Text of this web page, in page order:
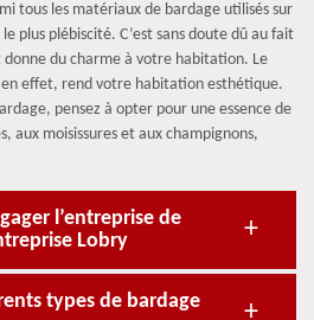
tous les matériaux de bardage utilisés sur
plus plébiscité. C’est sans doute dû au fait
du charme à votre habitation. Le
effet, rend votre habitation esthétique.
pensez à opter pour une essence de
aux moisissures et aux champignons,
l’entreprise de
Lobry
types de bardage